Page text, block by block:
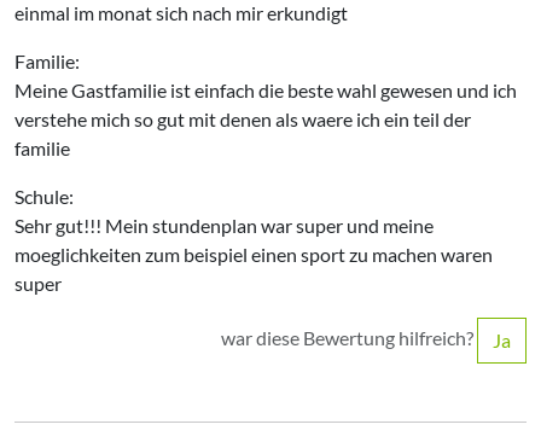
einmal im monat sich nach mir erkundigt
Familie:
Meine Gastfamilie ist einfach die beste wahl gewesen und ich
verstehe mich so gut mit denen als waere ich ein teil der
familie
Schule:
Sehr gut!!! Mein stundenplan war super und meine
moeglichkeiten zum beispiel einen sport zu machen waren
super
war diese Bewertung hilfreich? Ja